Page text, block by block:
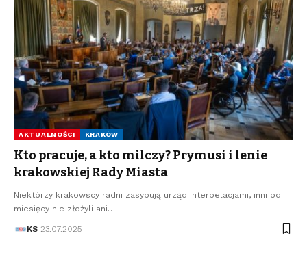
AKTUALNOŚCI KRAKÓW
Kto pracuje, a kto milczy? Prymusi i lenie
krakowskiej Rady Miasta
Niektórzy krakowscy radni zasypują urząd interpelacjami, inni od
miesięcy nie złożyli ani…
KS 23.07.2025